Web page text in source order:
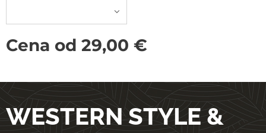
Cena od 29,00 €
WESTERN STYLE &